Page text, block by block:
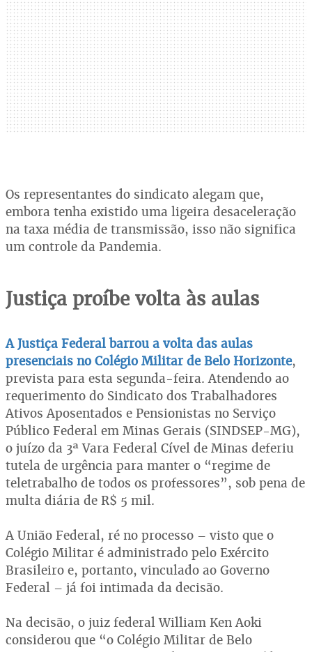
Os representantes do sindicato alegam que,
embora tenha existido uma ligeira desaceleração
na taxa média de transmissão, isso não significa
um controle da Pandemia.
Justiça proíbe volta às aulas
A Justiça Federal barrou a volta das aulas
presenciais no Colégio Militar de Belo Horizonte,
prevista para esta segunda-feira. Atendendo ao
requerimento do Sindicato dos Trabalhadores
Ativos Aposentados e Pensionistas no Serviço
Público Federal em Minas Gerais (SINDSEP-MG),
o juízo da 3ª Vara Federal Cível de Minas deferiu
tutela de urgência para manter o “regime de
teletrabalho de todos os professores”, sob pena de
multa diária de R$ 5 mil.
A União Federal, ré no processo – visto que o
Colégio Militar é administrado pelo Exército
Brasileiro e, portanto, vinculado ao Governo
Federal – já foi intimada da decisão.
Na decisão, o juiz federal William Ken Aoki
considerou que “o Colégio Militar de Belo